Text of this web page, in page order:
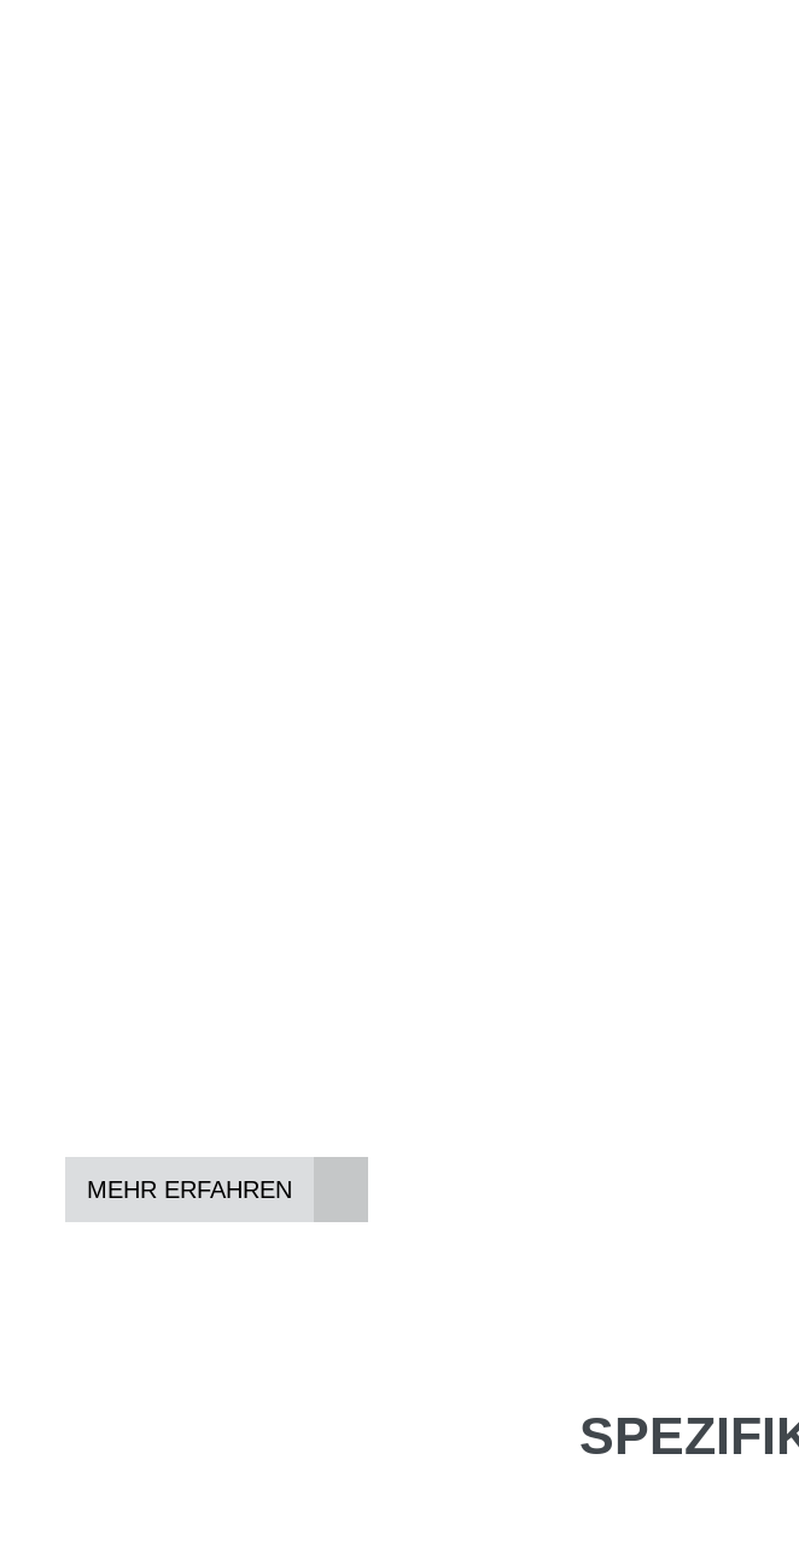
MEHR ERFAHREN